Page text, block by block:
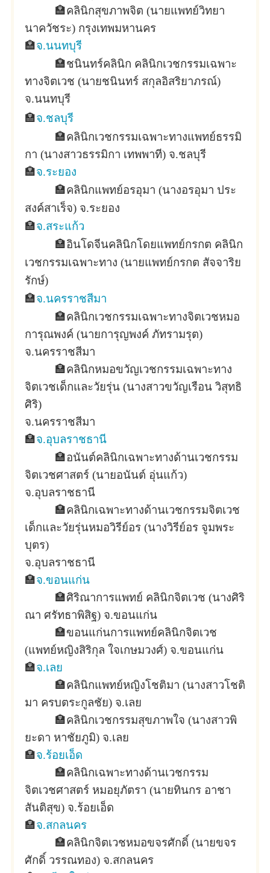
🏣คลินิกสุขภาพจิต (นายแพทย์วิทยา
นาควัชระ) กรุงเทพมหานคร
🏣จ.นนทบุรี
🏣ชนินทร์คลินิก คลินิกเวชกรรมเฉพาะ
ทางจิตเวช (นายชนินทร์ สกุลอิสริยาภรณ์)
จ.นนทบุรี
🏣จ.ชลบุรี
🏣คลินิกเวชกรรมเฉพาะทางแพทย์ธรรมิ
กา (นางสาวธรรมิกา เทพพาที) จ.ชลบุรี
🏣จ.ระยอง
🏣คลินิกแพทย์อรอุมา (นางอรอุมา ประ
สงค์สาเร็จ) จ.ระยอง
🏣จ.สระแก้ว
🏣อินโดจีนคลินิกโดยแพทย์กรกต คลินิก
เวชกรรมเฉพาะทาง (นายแพทย์กรกต สัจจาริย
รักษ์)
🏣จ.นครราชสีมา
🏣คลินิกเวชกรรมเฉพาะทางจิตเวชหมอ
การุณพงค์ (นายการุญพงค์ ภัทรามรุต)
จ.นครราชสีมา
🏣คลินิกหมอขวัญเวชกรรมเฉพาะทาง
จิตเวชเด็กและวัยรุ่น (นางสาวขวัญเรือน วิสุทธิ
ศิริ)
จ.นครราชสีมา
🏣จ.อุบลราชธานี
🏣อนันต์คลินิกเฉพาะทางด้านเวชกรรม
จิตเวชศาสตร์ (นายอนันต์ อุ่นแก้ว)
จ.อุบลราชธานี
🏣คลินิกเฉพาะทางด้านเวชกรรมจิตเวช
เด็กและวัยรุ่นหมอวิรีย์อร (นางวิรีย์อร จูมพระ
บุตร)
จ.อุบลราชธานี
🏣จ.ขอนแก่น
🏣ศิริณาการแพทย์ คลินิกจิตเวช (นางศิริ
ณา ศรัทธาพิสิฐ) จ.ขอนแก่น
🏣ขอนแก่นการแพทย์คลินิกจิตเวช
(แพทย์หญิงสิริกุล ใจเกษมวงศ์) จ.ขอนแก่น
🏣จ.เลย
🏣คลินิกแพทย์หญิงโชติมา (นางสาวโชติ
มา ครบตระกูลชัย) จ.เลย
🏣คลินิกเวชกรรมสุขภาพใจ (นางสาวพิ
ยะดา หาชัยภูมิ) จ.เลย
🏣จ.ร้อยเอ็ด
🏣คลินิกเฉพาะทางด้านเวชกรรม
จิตเวชศาสตร์ หมอยุภัตรา (นายทินกร อาชา
สันติสุข) จ.ร้อยเอ็ด
🏣จ.สกลนคร
🏣คลินิกจิตเวชหมอขจรศักดิ์ (นายขจร
ศักดิ์ วรรณทอง) จ.สกลนคร